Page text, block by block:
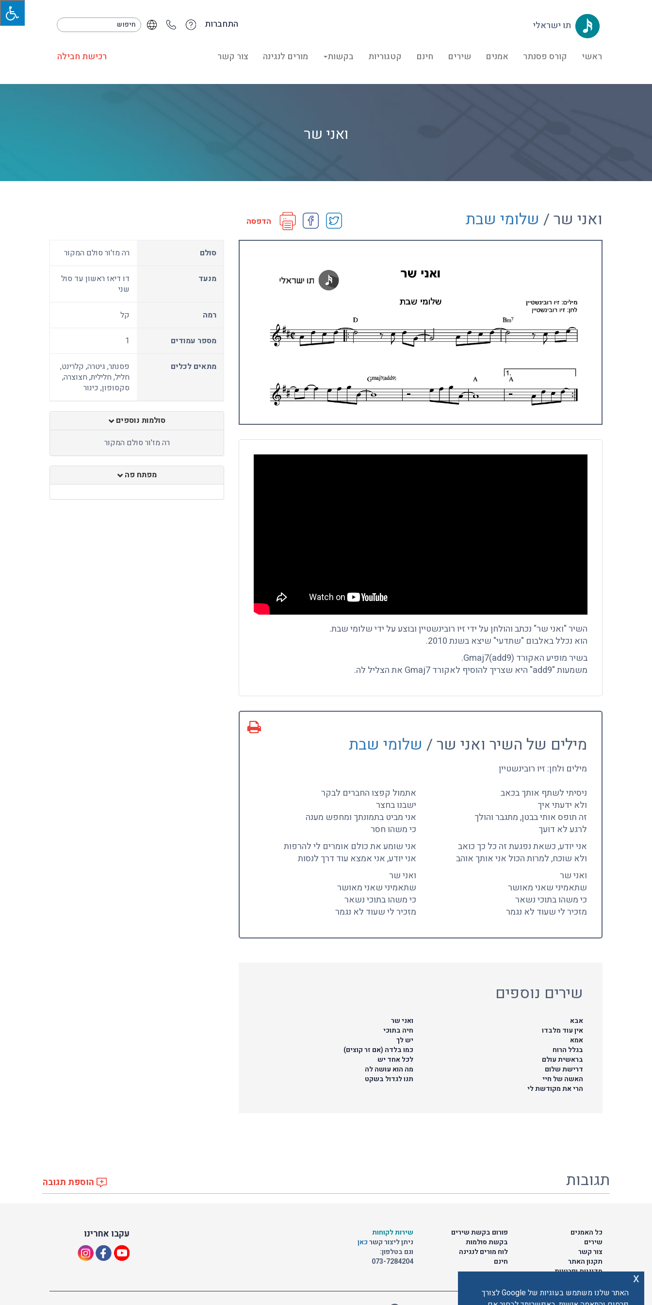
התחברות תו ישראלי
ראשי קורס פסנתר אמנים שירים חינם קטגוריות בקשות מורים לנגינה צור קשר רכישת חבילה
ואני שר
ואני שר / שלומי שבת הדפסה
סולם רה מז'ור סולם המקור
מנעד
דו דיאז ראשון עד סול
שני
רמה קל
מספר עמודים 1
מתאים לכלים
פסנתר, גיטרה, קלרינט,
חליל, חלילית, חצוצרה,
סקסופון, כינור
סולמות נוספים
רה מז'ור סולם המקור
מפתח פה
השיר "ואני שר" נכתב והולחן על ידי זיו רובינשטיין ובוצע על ידי שלומי שבת.
הוא נכלל באלבום "שתדעי" שיצא בשנת 2010.
בשיר מופיע האקורד (Gmaj7(add9.
משמעות "add9" היא שצריך להוסיף לאקורד Gmaj7 את הצליל לה.
מילים של השיר ואני שר / שלומי שבת
מילים ולחן: זיו רובינשטיין
ניסיתי לשתף אותך בכאב
ולא ידעתי איך
זה תופס אותי בבטן, מתגבר והולך
לרגע לא דועך
אני יודע, כשאת נפגעת זה כל כך כואב
ולא שוכח, למרות הכול אני אותך אוהב
ואני שר
שתאמיני שאני מאושר
כי משהו בתוכי נשאר
מזכיר לי שעוד לא נגמר
אתמול קפצו החברים לבקר
ישבנו בחצר
אני מביט בתמונתך ומחפש מענה
כי משהו חסר
אני שומע את כולם אומרים לי להרפות
אני יודע, אני אמצא עוד דרך לנסות
ואני שר
שתאמיני שאני מאושר
כי משהו בתוכי נשאר
מזכיר לי שעוד לא נגמר
שירים נוספים
ואני שר
חיה בתוכי
יש לך
כמו בלדה (אם זר קוצים)
לכל אחד יש
מה הוא עושה לה
תנו לגדול בשקט
אבא
אין עוד מלבדו
אמא
בגלל הרוח
בראשית עולם
דרישת שלום
האשה של חיי
הרי את מקודשת לי
תגובות הוספת תגובה
עקבו אחרינו
שירות לקוחות
ניתן ליצור קשרכאן
וגם בטלפון:
073-7284204
פורום בקשת שירים
בקשת סולמות
לוח מורים לנגינה
חינם
כל האמנים
שירים
צור קשר
תקנון האתר
מדיניות ופרטיות
האתר שלנו משתמש בעוגיות של Google לצורך
x